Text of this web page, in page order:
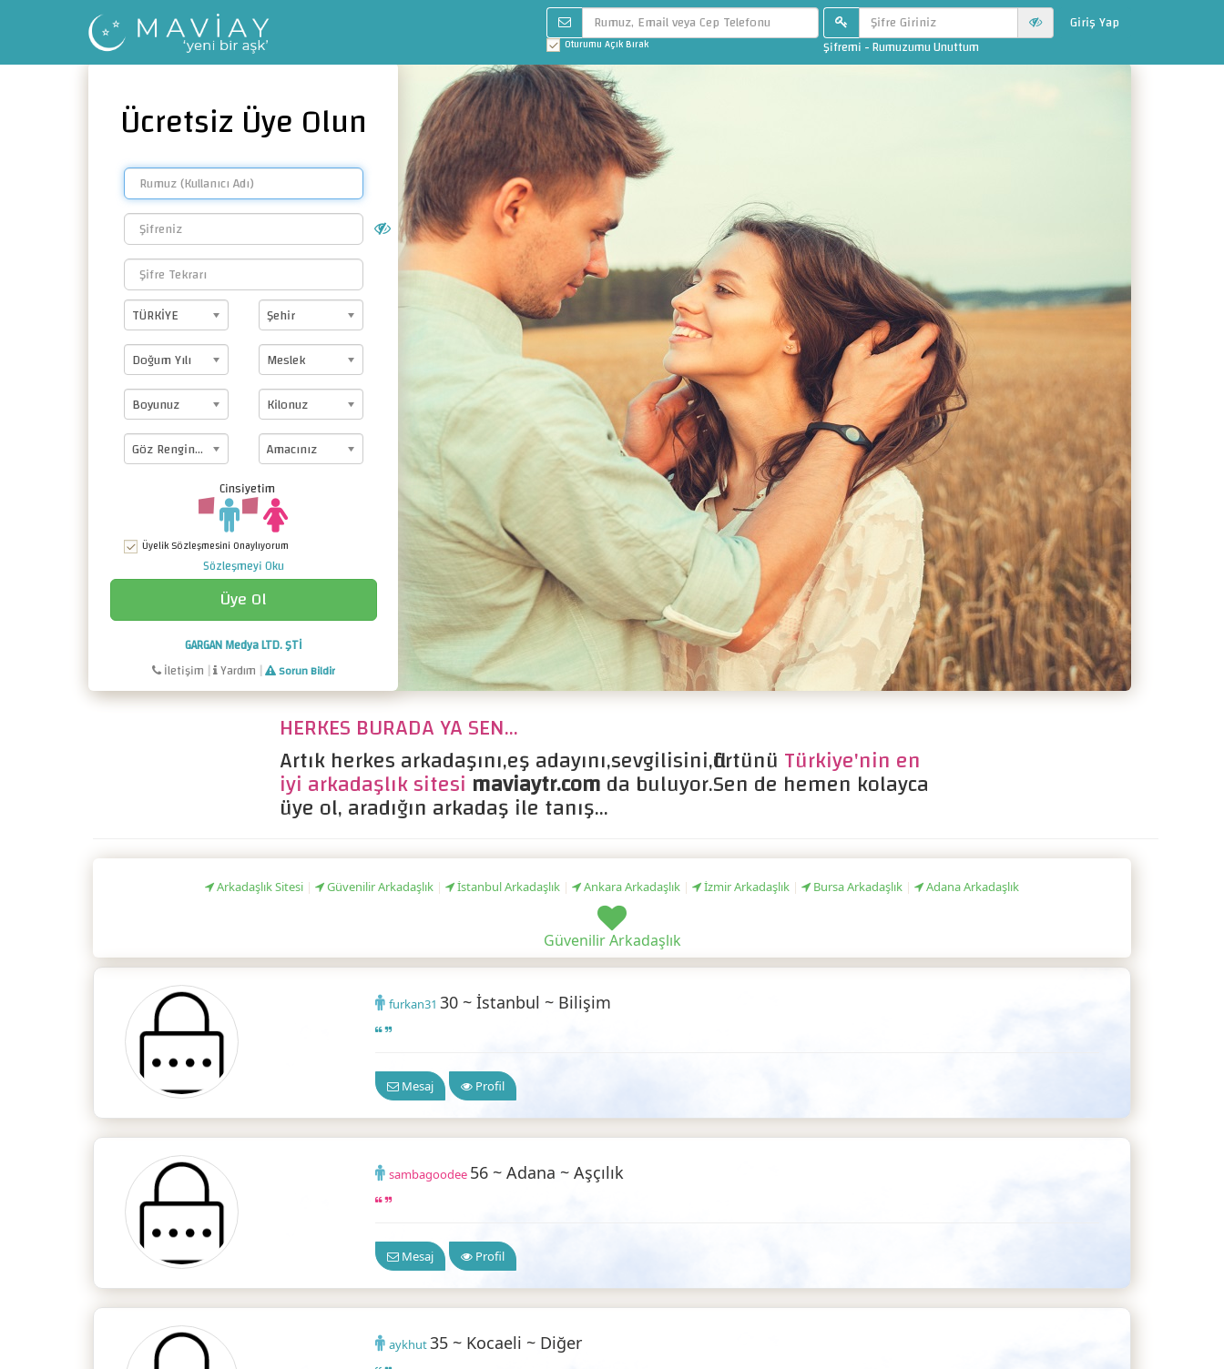
Giriş Yap
Oturumu Açık Bırak Şifremi - Rumuzumu Unuttum
Ücretsiz Üye Olun
TÜRKİYE
Şehir
Doğum Yılı
Meslek
Boyunuz
Kilonuz
Göz Renginiz
Amacınız
Cinsiyetim
Üyelik Sözleşmesini Onaylıyorum
Sözleşmeyi Oku
GARGAN Medya LTD. ŞTİ
İletişim | Yardım | Sorun Bildir
HERKES BURADA YA SEN...
Artık herkes arkadaşını,eş adayını,sevgilisini,flörtünü Türkiye'nin en
iyi arkadaşlık sitesimaviaytr.comda buluyor.Sen de hemen kolayca
üye ol, aradığın arkadaş ile tanış...
Arkadaşlık Sitesi | Güvenilir Arkadaşlık | İstanbul Arkadaşlık | Ankara Arkadaşlık | İzmir Arkadaşlık | Bursa Arkadaşlık | Adana Arkadaşlık
Güvenilir Arkadaşlık
furkan31 30 ~ İstanbul ~ Bilişim
Mesaj Profil
sambagoodee 56 ~ Adana ~ Aşçılık
Mesaj Profil
aykhut35 ~ Kocaeli ~ Diğer